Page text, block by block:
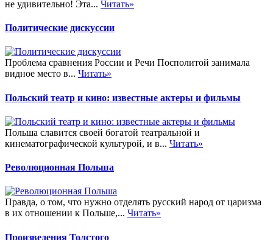
не удивительно! Эта... Читать»
Политические дискуссии
Проблема сравнения России и Речи Посполитой занимала
видное место в... Читать»
Польский театр и кино: известные актеры и фильмы
Польша славится своей богатой театральной и
кинематографической культурой, и в... Читать»
Революционная Польша
Правда, о том, что нужно отделять русский народ от царизма
в их отношении к Польше,... Читать»
Произведения Толстого